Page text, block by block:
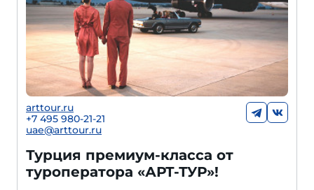
arttour.ru
+7 495 980-21-21
uae@arttour.ru
Турция премиум-класса от
туроператора «АРТ-ТУР»!